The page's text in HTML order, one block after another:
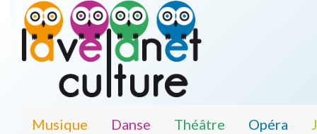
Musique Danse Théâtre Opéra